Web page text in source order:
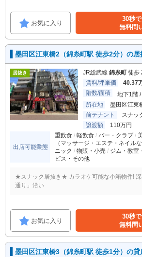
お気に入り
30秒で
無料問
墨田区江東橋2（錦糸町駅 徒歩2分）の居
居抜き JR総武線 錦糸町 徒歩
賃料/坪単価
40.37
階数/面積
地下1階
所在地
墨田区江東
前テナント
スナッ
譲渡額
110万円
出店可能業態
重飲食 軽飲食 バー・クラブ
（マッサージ・エステ・ネイルな
ニック
物販・小売 ジム・教室
ビス・その他
★スナック居抜き★ カラオケ可能な小箱物件!
通り」沿い
お気に入り
30秒で
無料問
墨田区江東橋3（錦糸町駅 徒歩1分）の貸